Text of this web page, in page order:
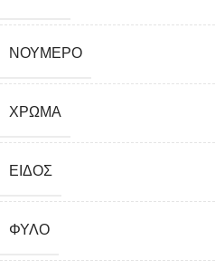
ΝΟΎΜΕΡΟ
ΧΡΏΜΑ
ΕΊΔΟΣ
ΦΎΛΟ